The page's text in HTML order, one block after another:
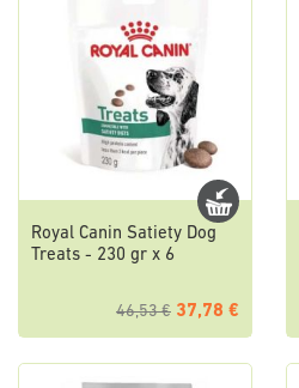
Royal Canin Satiety Dog
Treats - 230 gr x 6
46,53 € 37,78 €